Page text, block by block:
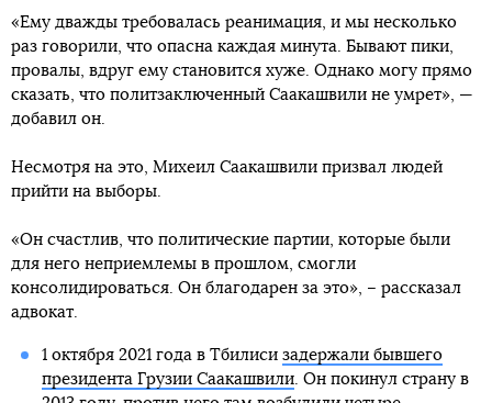
«Ему дважды требовалась реанимация, и мы несколько
раз говорили, что опасна каждая минута. Бывают пики,
провалы, вдруг ему становится хуже. Однако могу прямо
сказать, что политзаключенный Саакашвили не умрет», —
добавил он.
Несмотря на это, Михеил Саакашвили призвал людей
прийти на выборы.
«Он счастлив, что политические партии, которые были
для него неприемлемы в прошлом, смогли
консолидироваться. Он благодарен за это», – рассказал
адвокат.
1 октября 2021 года в Тбилиси задержали бывшего
президента Грузии Саакашвили. Он покинул страну в